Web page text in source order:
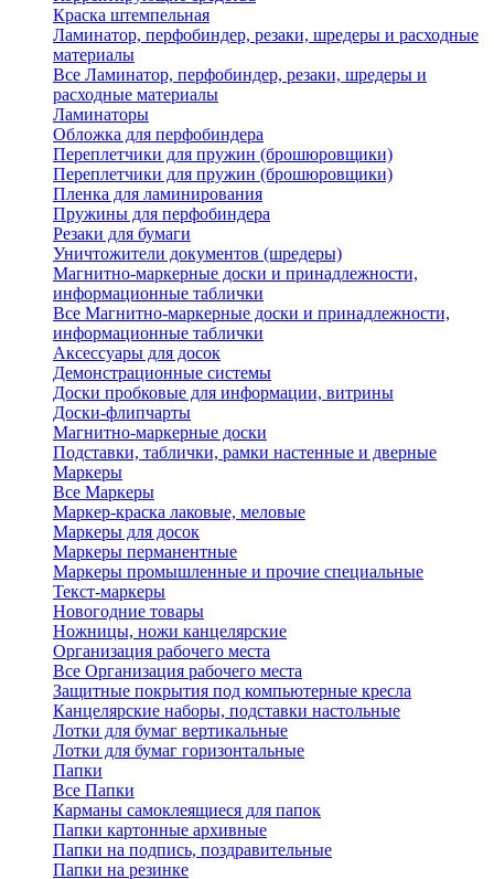
Краска штемпельная
Ламинатор, перфобиндер, резаки, шредеры и расходные
материалы
Все Ламинатор, перфобиндер, резаки, шредеры и
расходные материалы
Ламинаторы
Обложка для перфобиндера
Переплетчики для пружин (брошюровщики)
Переплетчики для пружин (брошюровщики)
Пленка для ламинирования
Пружины для перфобиндера
Резаки для бумаги
Уничтожители документов (шредеры)
Магнитно-маркерные доски и принадлежности,
информационные таблички
Все Магнитно-маркерные доски и принадлежности,
информационные таблички
Аксессуары для досок
Демонстрационные системы
Доски пробковые для информации, витрины
Доски-флипчарты
Магнитно-маркерные доски
Подставки, таблички, рамки настенные и дверные
Маркеры
Все Маркеры
Маркер-краска лаковые, меловые
Маркеры для досок
Маркеры перманентные
Маркеры промышленные и прочие специальные
Текст-маркеры
Новогодние товары
Ножницы, ножи канцелярские
Организация рабочего места
Все Организация рабочего места
Защитные покрытия под компьютерные кресла
Канцелярские наборы, подставки настольные
Лотки для бумаг вертикальные
Лотки для бумаг горизонтальные
Папки
Все Папки
Карманы самоклеящиеся для папок
Папки картонные архивные
Папки на подпись, поздравительные
Папки на резинке